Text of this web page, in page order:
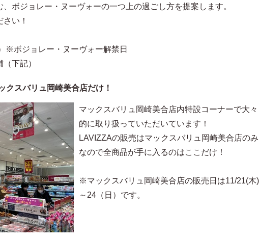
、ボジョレー・ヌーヴォーの一つ上の過ごし方を提案します。
い！
※ボジョレー・ヌーヴォー解禁日
下記）
クスバリュ岡崎美合店だけ！
マックスバリュ岡崎美合店内特設コーナーで大々
的に取り扱っていただいています！
LAVIZZAの販売はマックスバリュ岡崎美合店のみ
なので全商品が手に入るのはここだけ！
※マックスバリュ岡崎美合店の販売日は11/21(木)
～24（日）です。